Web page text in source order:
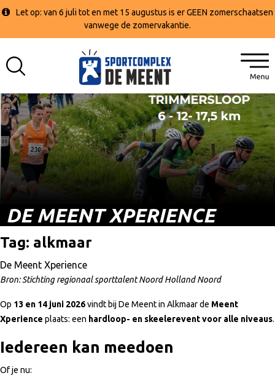
Let op: van 6 juli tot en met 15 augustus is er GEEN zomerschaatsen
vanwege de zomervakantie.
DE MEENT XPERIENCE
Tag: alkmaar
De Meent Xperience
Bron: Stichting regionaal sporttalent Noord Holland Noord
Op 13 en 14 juni 2026vindt bij De Meent in Alkmaar de Meent
Xperience plaats: een hardloop- en skeelerevent voor alle niveaus.
Iedereen kan meedoen
Of je nu: